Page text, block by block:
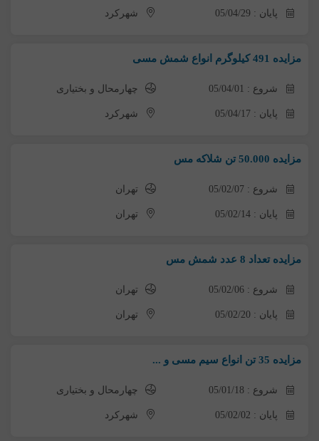
پایان : 05/04/29 شهرکرد
مزایده 491 کیلوگرم انواع شمش مسی
شروع : 05/04/01 چهارمحال و بختیاری
پایان : 05/04/17 شهرکرد
مزایده 50.000 تن شلاکه مس
شروع : 05/02/07 تهران
پایان : 05/02/14 تهران
مزایده تعداد 8 عدد شمش مس
شروع : 05/02/06 تهران
پایان : 05/02/20 تهران
مزایده 35 تن انواع سیم مسی و ...
شروع : 05/01/18 چهارمحال و بختیاری
پایان : 05/02/02 شهرکرد